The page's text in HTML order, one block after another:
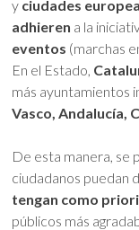
y ciudades
adhieren a la
eventos (marchas
En el Estado,
más ayuntamientos
Vasco, Andalucía,
De esta manera, se
ciudadanos puedan
tengan como
públicos más